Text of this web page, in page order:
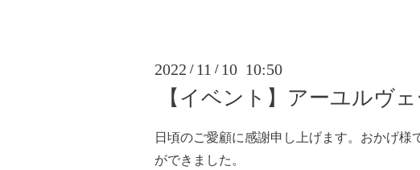
2022 / 11 / 10 10:50
【イベント】アーユルヴ
日頃のご愛顧に感謝申し上げます。おかげ様
ができました。